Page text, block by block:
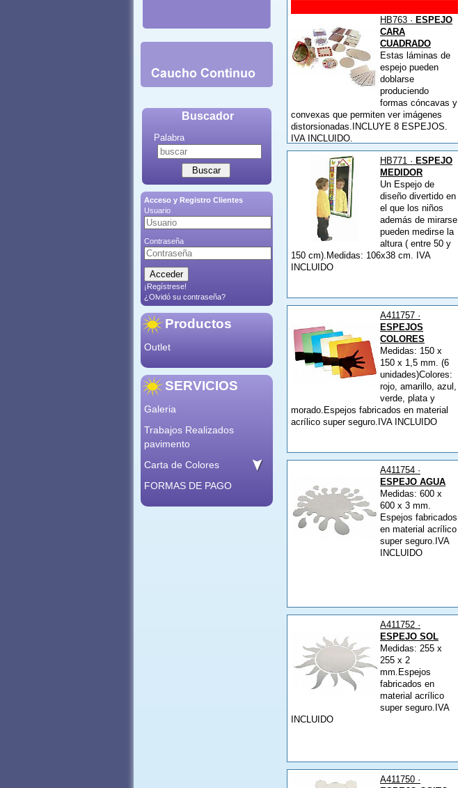
Buscador
Palabra
Acceso y Registro Clientes
Usuario
Contraseña
¡Regístrese!
¿Olvidó su contraseña?
Productos
Outlet
SERVICIOS
Galeria
Trabajos Realizados
pavimento
Carta de Colores
FORMAS DE PAGO
HB763 · ESPEJO
CARA
CUADRADO
Estas láminas de
espejo pueden
doblarse
produciendo
formas cóncavas y
convexas que permiten ver imágenes
distorsionadas.INCLUYE 8 ESPEJOS.
IVA INCLUIDO.
Novedad
HB771 · ESPEJO
MEDIDOR
Un Espejo de
diseño divertido en
el que los niños
además de mirarse
pueden medirse la
altura ( entre 50 y
150 cm).Medidas: 106x38 cm. IVA
INCLUIDO
A411757 ·
ESPEJOS
COLORES
Medidas: 150 x
150 x 1,5 mm. (6
unidades)Colores:
rojo, amarillo, azul,
verde, plata y
morado.Espejos fabricados en material
acrílico super seguro.IVA INCLUIDO
A411754 ·
ESPEJO AGUA
Medidas: 600 x
600 x 3 mm.
Espejos fabricados
en material acrílico
super seguro.IVA
INCLUIDO
A411752 ·
ESPEJO SOL
Medidas: 255 x
255 x 2
mm.Espejos
fabricados en
material acrílico
super seguro.IVA
INCLUIDO
A411750 ·